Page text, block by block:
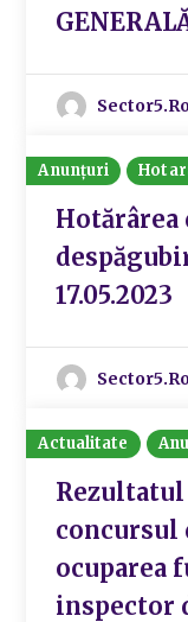
Anunțuri
Hotărârea
17.05.2023
Actualitate
concursul
ocuparea
inspector